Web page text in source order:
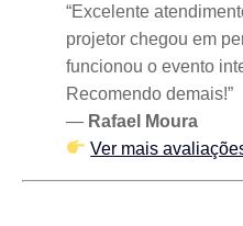
“Excelente
projetor chegou em
funcionou o evento
Recomendo demais!”
— Rafael Moura
Ver mais